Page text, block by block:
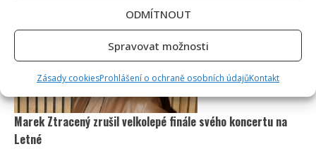
ODMÍTNOUT
Spravovat možnosti
Zásady cookiesProhlášení o ochraně osobních údajůKontakt
Marek Ztracený zrušil velkolepé finále svého koncertu na
Letné